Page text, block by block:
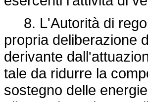
8. L'Autorità di
propria deliberazione
derivante
tale da ridurre la
sostegno delle